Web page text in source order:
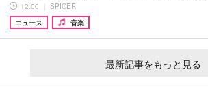
12:00 ｜ SPICER
ニュース
音楽
最新記事をもっと見る